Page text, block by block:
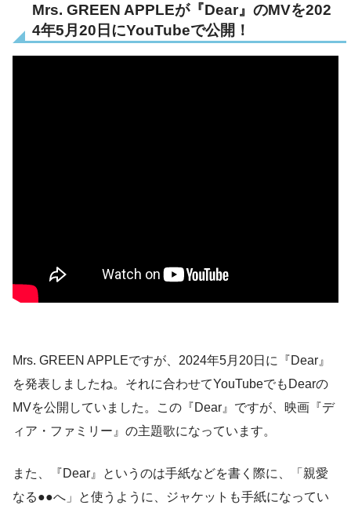
Mrs. GREEN APPLEが『Dear』のMVを202
4年5月20日にYouTubeで公開！
Mrs. GREEN APPLEですが、2024年5月20日に『Dear』
を発表しましたね。それに合わせてYouTubeでもDearの
MVを公開していました。この『Dear』ですが、映画『デ
ィア・ファミリー』の主題歌になっています。
また、『Dear』というのは手紙などを書く際に、「親愛
なる●●へ」と使うように、ジャケットも手紙になってい